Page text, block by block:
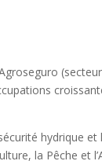
hydrique
la Pêche et